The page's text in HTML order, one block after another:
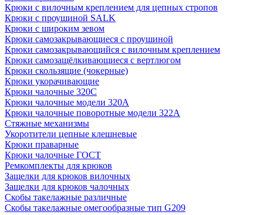
Крюки с вилочным креплением для цепных стропов
Крюки с проушиной SALK
Крюки с широким зевом
Крюки самозакрывающиеся с проушиной
Крюки самозакрывающийся с вилочным креплением
Крюки самозащёлкивающиеся с вертлюгом
Крюки скользящие (чокерные)
Крюки укорачивающие
Крюки чалочные 320C
Крюки чалочные модели 320А
Крюки чалочные поворотные модели 322А
Стяжные механизмы
Укоротители цепные клешневые
Крюки праварные
Крюки чалочные ГОСТ
Ремкомплекты для крюков
Защелки для крюков вилочных
Защелки для крюков чалочных
Скобы такелажные различные
Скобы такелажные омегообразные тип G209